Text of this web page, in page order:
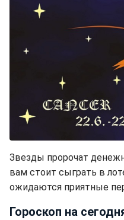
Звезды пророчат
вам стоит сыграть в
ожидаются приятные
Гороскоп на